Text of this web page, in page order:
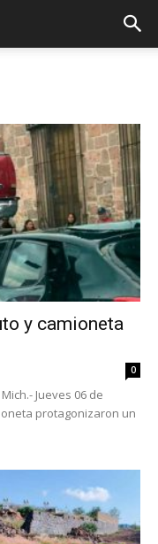
y camioneta
0
Jueves 06 de
protagonizaron un